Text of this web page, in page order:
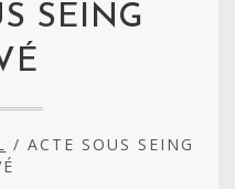
SEING
/ ACTE SOUS SEING